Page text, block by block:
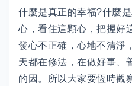
什麼是真正的幸福?什麼
心，看住這顆心，把握好
發心不正確，心地不清淨
天都在修法，在做好事、
的因。所以大家要恆時觀